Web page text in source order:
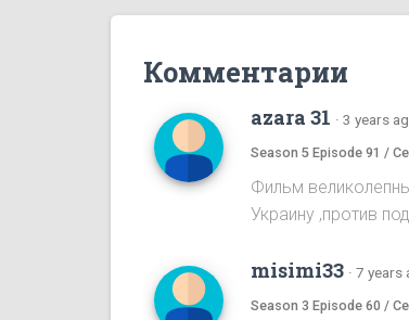
Комментарии
azara 31 · 3 years
Season 5 Episode 91 /
Фильм
Украину ,против
misimi33 · 7 years
Season 3 Episode 60 /